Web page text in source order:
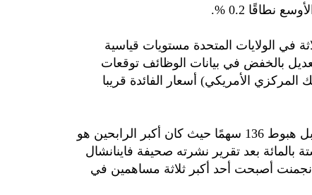
نطاقًا 0.2 %.
في الولايات المتحدة مستويات قياسية
بالخفض في بيانات الوظائف توقعات
الأمريكي) أسعار الفائدة قريبا
وارتفع 88 سهمًا على المؤشر نيكي مقابل هبوط 136 سهمًا حيث كان أكبر الرابحين هو
بالمائة بعد تقرير نشرته صحيفة فاينانشال
أصبحت أحد أكبر ثلاثة مساهمين في